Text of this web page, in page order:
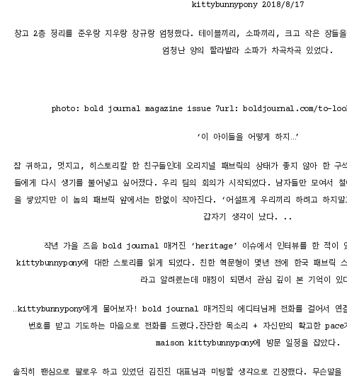
kittybunnypony 2018/8/17
창고 2층 정리를 준우랑 지우랑 창규랑 엄청했다. 테이블끼리, 소파끼리, 크고 작은 장들
엄청난 양의 할라발라 소파가 차곡차곡 있었다.
photo: bold journal magazine issue 7url: boldjournal.com/to-
‘이 아이들을 어떻게 하지…’
참 귀하고, 멋지고, 히스토리칼 한 친구들인데 오리지널 패브릭의 상태가 좋지 않아 한 구
들에게 다시 생기를 불어넣고 싶어졌다. 우리 팀의 회의가 시작되었다. 남자들만 모여서
을 쌓았지만 이 놈의 패브릭 앞에서는 한없이 작아진다. ‘어설프게 우리끼리 하려고 하지말
갑자기 생각이 났다. ..
작년 가을 즈음 bold journal 매거진 ‘heritage’ 이슈에서 인터뷰를 한 적이
kittybunnypony에 대한 스토리를 읽게 되었다. 친한 혁문형이 몇년 전에 한국 패브릭 스
라고 알려줬는데 매칭이 되면서 관심 깊이 본 기억이 있
…kittybunnypony에게 물어보자! bold journal 매거진의 에디터님께 전화를 걸어서 연
번호를 받고 기도하는 마음으로 전화를 드렸다.잔잔한 목소리 + 자신만의 확고한 pace
maison kittybunnypony에 방문 일정을 잡았다.
솔직히 팬심으로 팔로우 하고 있었던 김진진 대표님과 미팅할 생각으로 긴장했다. 무슨말